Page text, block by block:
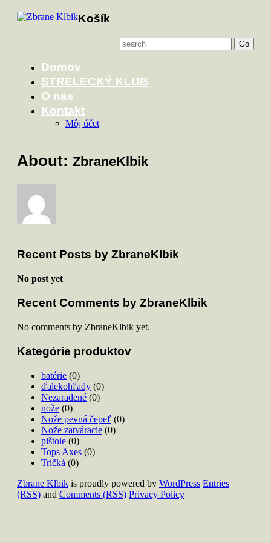
Košík
Domov
STRELECKÝ KLUB
O nás
Kontakt
Môj účet
About: ZbraneKlbik
Recent Posts by ZbraneKlbik
No post yet
Recent Comments by ZbraneKlbik
No comments by ZbraneKlbik yet.
Kategórie produktov
batérie (0)
ďalekohľady (0)
Nezaradené (0)
nože (0)
Nože pevná čepeľ (0)
Nože zatváracie (0)
pištole (0)
Tops Axes (0)
Tričká (0)
Zbrane Klbik is proudly powered by WordPress Entries
(RSS) and Comments (RSS) Privacy Policy